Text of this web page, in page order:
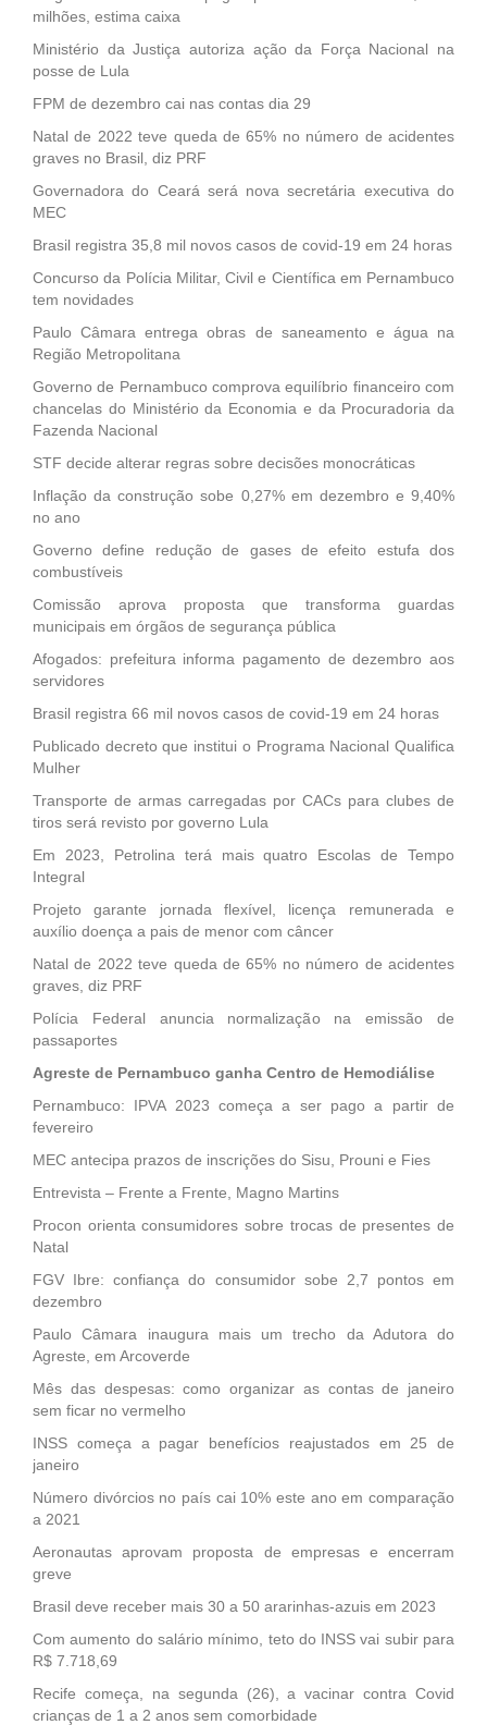
milhões, estima caixa
Ministério da Justiça autoriza ação da Força Nacional na
posse de Lula
FPM de dezembro cai nas contas dia 29
Natal de 2022 teve queda de 65% no número de acidentes
graves no Brasil, diz PRF
Governadora do Ceará será nova secretária executiva do
MEC
Brasil registra 35,8 mil novos casos de covid-19 em 24 horas
Concurso da Polícia Militar, Civil e Científica em Pernambuco
tem novidades
Paulo Câmara entrega obras de saneamento e água na
Região Metropolitana
Governo de Pernambuco comprova equilíbrio financeiro com
chancelas do Ministério da Economia e da Procuradoria da
Fazenda Nacional
STF decide alterar regras sobre decisões monocráticas
Inflação da construção sobe 0,27% em dezembro e 9,40%
no ano
Governo define redução de gases de efeito estufa dos
combustíveis
Comissão aprova proposta que transforma guardas
municipais em órgãos de segurança pública
Afogados: prefeitura informa pagamento de dezembro aos
servidores
Brasil registra 66 mil novos casos de covid-19 em 24 horas
Publicado decreto que institui o Programa Nacional Qualifica
Mulher
Transporte de armas carregadas por CACs para clubes de
tiros será revisto por governo Lula
Em 2023, Petrolina terá mais quatro Escolas de Tempo
Integral
Projeto garante jornada flexível, licença remunerada e
auxílio doença a pais de menor com câncer
Natal de 2022 teve queda de 65% no número de acidentes
graves, diz PRF
Polícia Federal anuncia normalização na emissão de
passaportes
Agreste de Pernambuco ganha Centro de Hemodiálise
Pernambuco: IPVA 2023 começa a ser pago a partir de
fevereiro
MEC antecipa prazos de inscrições do Sisu, Prouni e Fies
Entrevista – Frente a Frente, Magno Martins
Procon orienta consumidores sobre trocas de presentes de
Natal
FGV Ibre: confiança do consumidor sobe 2,7 pontos em
dezembro
Paulo Câmara inaugura mais um trecho da Adutora do
Agreste, em Arcoverde
Mês das despesas: como organizar as contas de janeiro
sem ficar no vermelho
INSS começa a pagar benefícios reajustados em 25 de
janeiro
Número divórcios no país cai 10% este ano em comparação
a 2021
Aeronautas aprovam proposta de empresas e encerram
greve
Brasil deve receber mais 30 a 50 ararinhas-azuis em 2023
Com aumento do salário mínimo, teto do INSS vai subir para
R$ 7.718,69
Recife começa, na segunda (26), a vacinar contra Covid
crianças de 1 a 2 anos sem comorbidade